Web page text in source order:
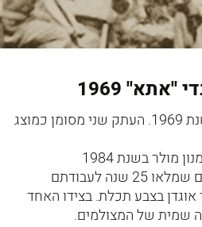
1969
קיימים 2 עותקים זהים לשנת 1969. העתק שני מסומן כמוצג
מולר בשנת 1984
תצלום קבוצתי של העובדים שמלאו 25 שנה לעבודתם
בצבע תכלת. בצידו האחד
שמית של המצולמים.